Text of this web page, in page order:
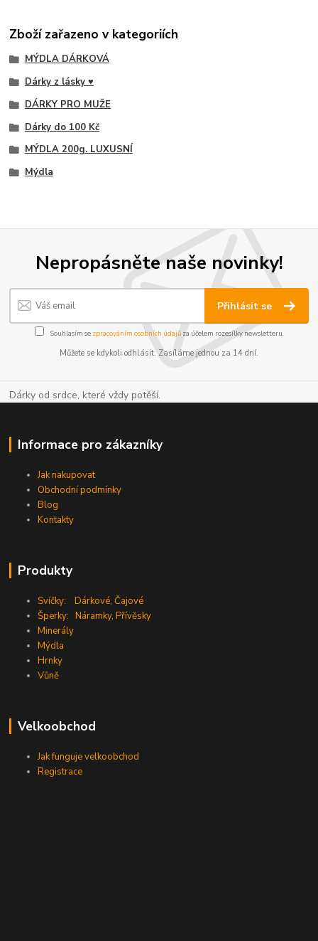
Zboží zařazeno v kategoriích
MÝDLA DÁRKOVÁ
Dárky z lásky ♥
DÁRKY PRO MUŽE
Dárky do 100 Kč
MÝDLA 200g. LUXUSNÍ
Mýdla
Nepropásněte naše novinky!
Přihlásit se
Souhlasím se zpracováním osobních údajůza účelem rozesílky newsletteru.
Můžete se kdykoli odhlásit. Zasíláme jednou za 14 dní.
Dárky od srdce, které vždy potěší.
Informace pro zákazníky
Jak nakupovat
Obchodní podmínky
Blog
Kontakty
Produkty
Svíčky: Dárkové,Čajové
Šperky: Náramky,Přívěsky
Minerály
Mýdla
Hrnky
Vůně
Velkoobchod
Jak funguje velkoobchod
Registrace